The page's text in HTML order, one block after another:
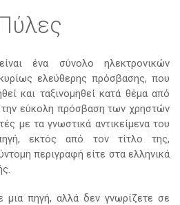
ένα σύνολο ηλεκτρονικών
ελεύθερης πρόσβασης, που
και ταξινομηθεί κατά θέμα από
εύκολη πρόσβαση των χρηστών
με τα γνωστικά αντικείμενα του
εκτός από τον τίτλο της,
περιγραφή είτε στα ελληνικά
μια πηγή, αλλά δεν γνωρίζετε σε